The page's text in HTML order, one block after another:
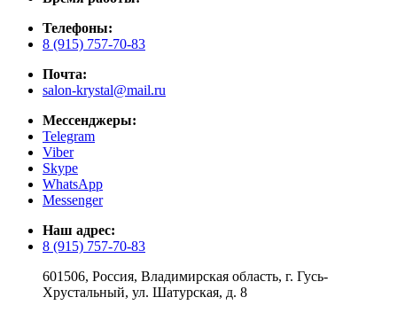
Телефоны:
8 (915) 757-70-83
Почта:
salon-krystal@mail.ru
Мессенджеры:
Telegram
Viber
Skype
WhatsApp
Messenger
Наш адрес:
8 (915) 757-70-83
601506, Россия, Владимирская область, г. Гусь-
Хрустальный, ул. Шатурская, д. 8